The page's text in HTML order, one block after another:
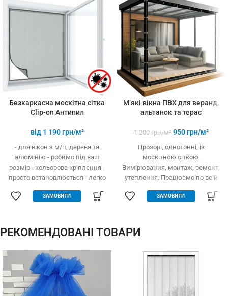
3-х і більше
Безкаркасна москітна сітка
Clip-on Антипил
від 1 190грн/м²
- для вікон з м/п, дерева та
алюмінію - робимо під ваш
розмір - кольорове кріплення -
просто встановлюється - легко
дешевше аналогів за явних
які форми та розміри:
трикутник, трапеція - проста в
потрібний)
ЗАМОВИТИ
М’які вікна ПВХ для веранд,
альтанок та терас
1 200грн/м² 950грн/м²
Прозорі, однотонні, із
москітною сіткою.
Вимірювання, монтаж, ремонт,
утеплення. Працюємо по всій
ЗАМОВИТИ
РЕКОМЕНДОВАНІ ТОВАРИ